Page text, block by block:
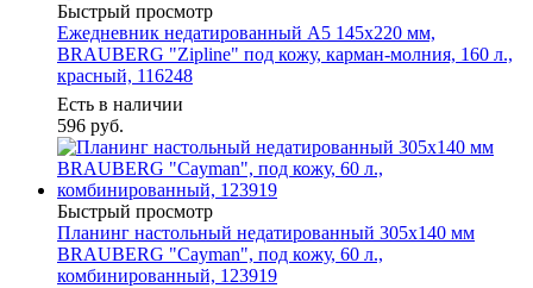
Быстрый просмотр
Ежедневник недатированный А5 145х220 мм,
BRAUBERG "Zipline" под кожу, карман-молния, 160 л.,
красный, 116248
Есть в наличии
596 руб.
Быстрый просмотр
Планинг настольный недатированный 305х140 мм
BRAUBERG "Cayman", под кожу, 60 л.,
комбинированный, 123919